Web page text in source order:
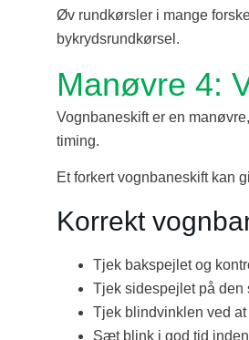
Øv rundkørsler i mange
bykrydsrundkørsel.
Manøvre 4:
Vognbaneskift er en
timing.
Et forkert vognbaneskift kan
Korrekt
Tjek bakspejlet og
Tjek sidespejlet på den
Tjek blindvinklen ved
Sæt blink i god tid